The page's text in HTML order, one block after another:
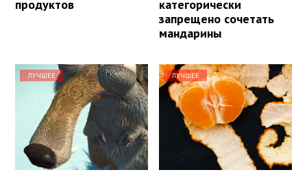
продуктов
категорически
запрещено сочетать
мандарины
ЛУЧШЕЕ ЛУЧШЕЕ